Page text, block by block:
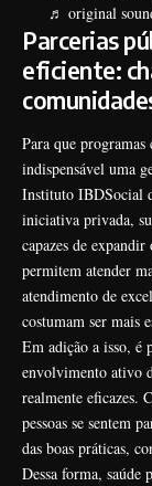
♬ original
Parcerias
eficiente:
Para que
indispensável uma
Instituto IBDSocial
iniciativa privada,
capazes de expandir
permitem atender
atendimento de
costumam ser mais
Em adição a isso, é
envolvimento ativo
realmente eficazes.
pessoas se sentem
das boas práticas,
Dessa forma, saúde